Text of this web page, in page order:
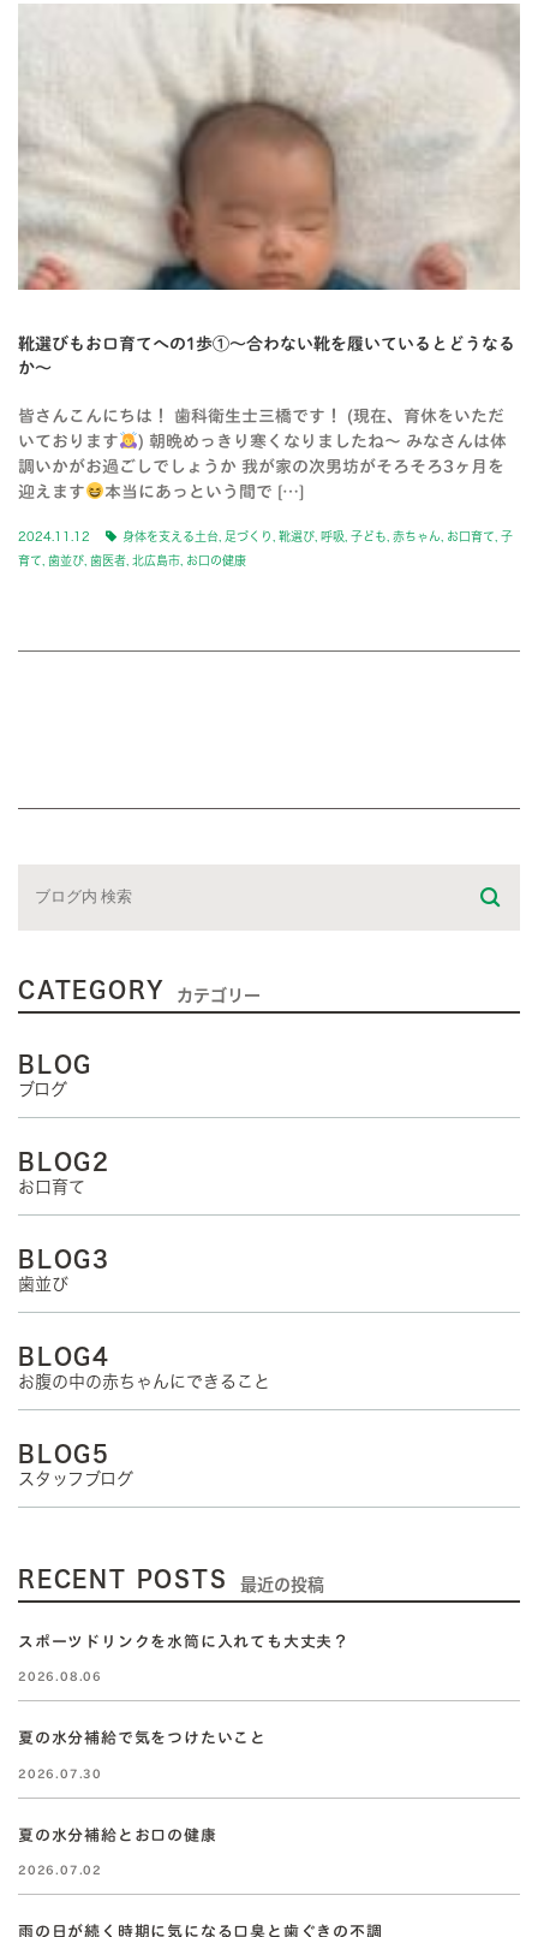
靴選びもお口育てへの1歩①〜合わない靴を履いているとどうなる
か〜
皆さんこんにちは！ 歯科衛生士三橋です！ (現在、育休をいただ
いております
) 朝晩めっきり寒くなりましたね〜 みなさんは体
調いかがお過ごしでしょうか 我が家の次男坊がそろそろ3ヶ月を
迎えます
本当にあっという間で […]
2024.11.12 身体を支える土台 足づくり 靴選び 呼吸 子ども 赤ちゃん お口育て 子
育て 歯並び 歯医者 北広島市 お口の健康
CATEGORY カテゴリー
BLOG
ブログ
BLOG2
お口育て
BLOG3
歯並び
BLOG4
お腹の中の赤ちゃんにできること
BLOG5
スタッフブログ
RECENT POSTS 最近の投稿
スポーツドリンクを水筒に入れても大丈夫？
2026.08.06
夏の水分補給で気をつけたいこと
2026.07.30
夏の水分補給とお口の健康
2026.07.02
雨の日が続く時期に気になる口臭と歯ぐきの不調